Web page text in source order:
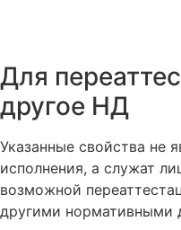
Для
другое НД
Указанные свойства не
исполнения, а служат
возможной
другими нормативными